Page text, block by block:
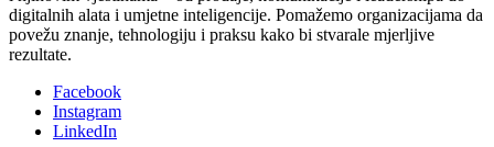
digitalnih alata i umjetne inteligencije. Pomažemo organizacijama da
povežu znanje, tehnologiju i praksu kako bi stvarale mjerljive
rezultate.
Facebook
Instagram
LinkedIn